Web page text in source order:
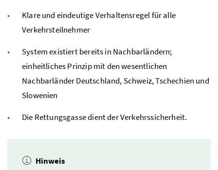
Klare und eindeutige Verhaltensregel für alle
Verkehrsteilnehmer
System existiert bereits in Nachbarländern;
einheitliches Prinzip mit den wesentlichen
Nachbarländer Deutschland, Schweiz, Tschechien und
Slowenien
Die Rettungsgasse dient der Verkehrssicherheit.
Hinweis